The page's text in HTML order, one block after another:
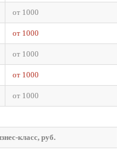
от 1000
от 1000
от 1000
от 1000
от 1000
класс, руб.